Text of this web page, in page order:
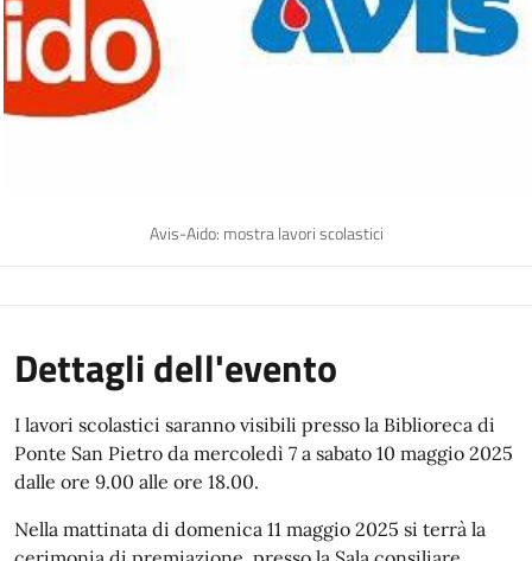
Avis-Aido: mostra lavori scolastici
Dettagli dell'evento
I lavori scolastici saranno visibili presso la Biblioreca di
Ponte San Pietro da mercoledì 7 a sabato 10 maggio 2025
dalle ore 9.00 alle ore 18.00.
Nella mattinata di domenica 11 maggio 2025 si terrà la